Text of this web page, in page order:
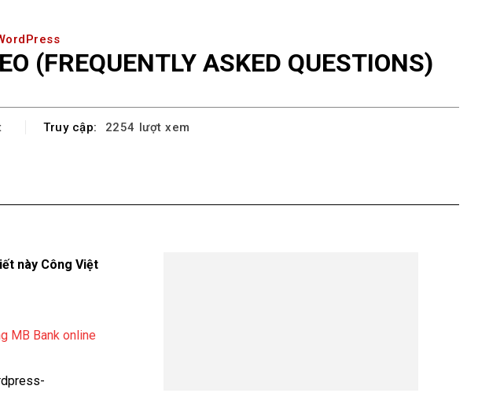
(FREQUENTLY ASKED QUESTIONS)
Truy cập: 2254 lượt xem
này Công Việt
MB Bank online